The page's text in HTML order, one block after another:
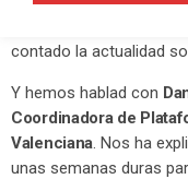
contado la actualidad
Y hemos hablad con
Coordinadora de
Valenciana . Nos ha
unas semanas duras